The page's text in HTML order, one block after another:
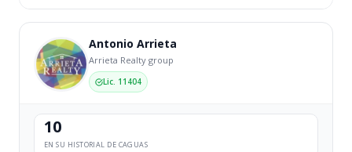
Antonio Arrieta
Arrieta Realty group
Lic. 11404
10
EN SU HISTORIAL DE CAGUAS